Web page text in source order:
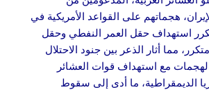
هجماتهم على القواعد الأمريكية في
استهداف حقل العمر النفطي وحقل
مما أثار الذعر بين جنود الاحتلال
مع استهداف قوات العشائر
الديمقراطية، ما أدى إلى سقوط